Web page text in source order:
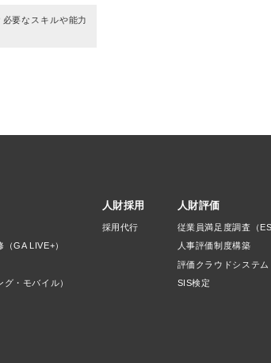
必要なスキルや能力
GA LIVE+）
・モバイル）
人財採用
採用代行
人財評価
従業員満足度調査（ES
人事評価制度構築
評価クラウドシステム
SIS検定